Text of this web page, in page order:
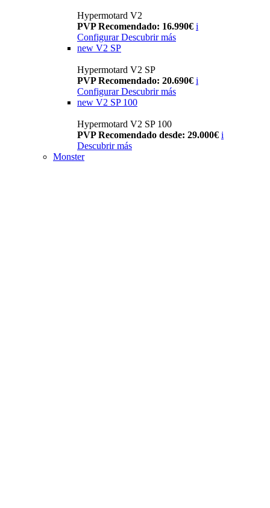
Hypermotard V2
PVP Recomendado: 16.990€ i
Configurar Descubrir más
new V2 SP
Hypermotard V2 SP
PVP Recomendado: 20.690€ i
Configurar Descubrir más
new V2 SP 100
Hypermotard V2 SP 100
PVP Recomendado desde: 29.000€ i
Descubrir más
Monster